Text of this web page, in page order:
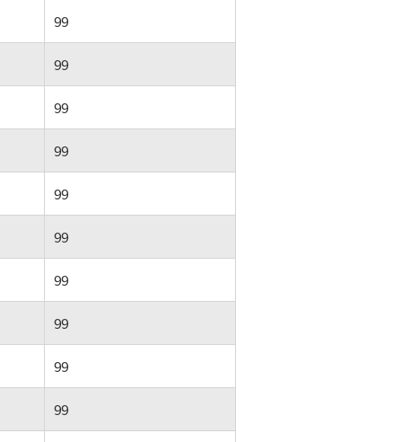
99
99
99
99
99
99
99
99
99
99